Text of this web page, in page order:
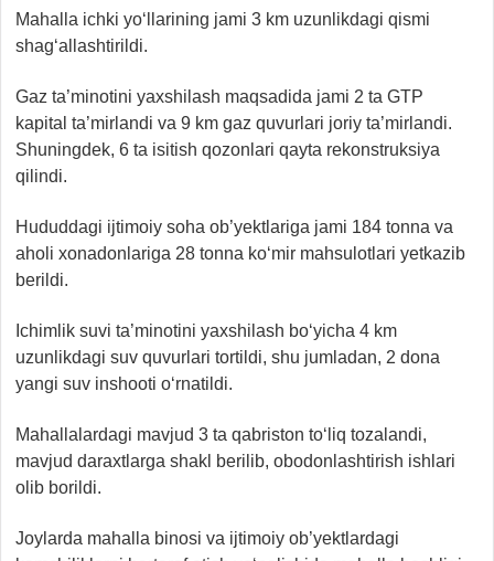
Mahalla ichki yo‘llarining jami 3 km uzunlikdagi qismi
shag‘allashtirildi.
Gaz ta’minotini yaxshilash maqsadida jami 2 ta GTP
kapital ta’mirlandi va 9 km gaz quvurlari joriy ta’mirlandi.
Shuningdek, 6 ta isitish qozonlari qayta rekonstruksiya
qilindi.
Hududdagi ijtimoiy soha ob’yektlariga jami 184 tonna va
aholi xonadonlariga 28 tonna ko‘mir mahsulotlari yetkazib
berildi.
Ichimlik suvi ta’minotini yaxshilash bo‘yicha 4 km
uzunlikdagi suv quvurlari tortildi, shu jumladan, 2 dona
yangi suv inshooti o‘rnatildi.
Mahallalardagi mavjud 3 ta qabriston to‘liq tozalandi,
mavjud daraxtlarga shakl berilib, obodonlashtirish ishlari
olib borildi.
Joylarda mahalla binosi va ijtimoiy ob’yektlardagi